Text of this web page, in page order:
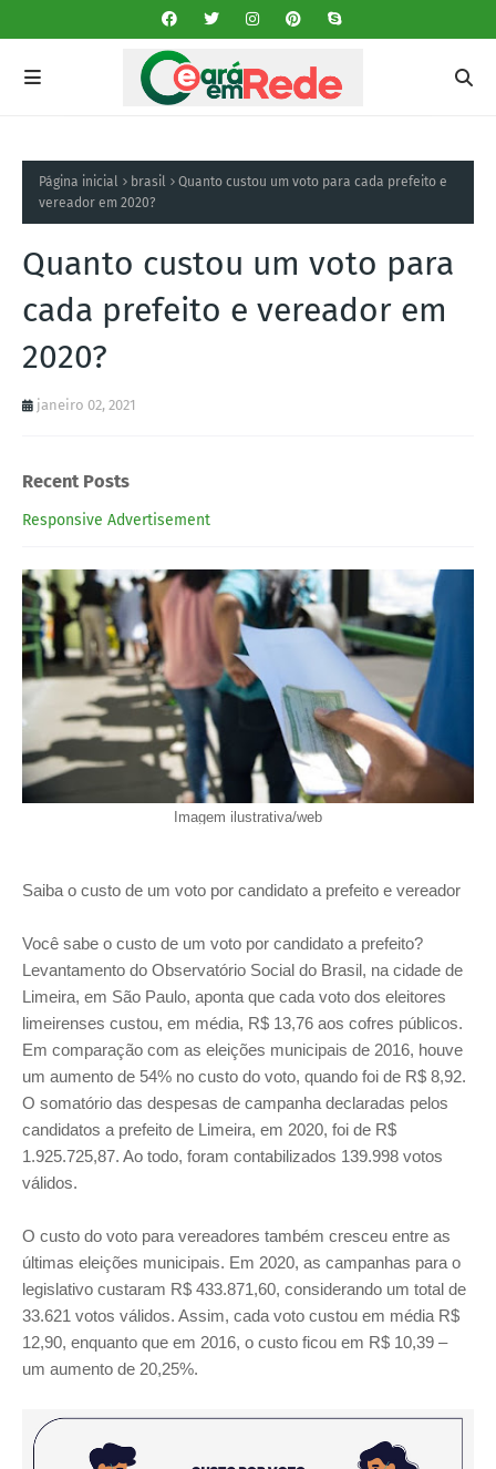
Página inicial brasil
Quanto custou um voto para cada prefeito e
vereador em 2020?
Quanto custou um voto para
cada prefeito e vereador em
2020?
janeiro 02, 2021
Recent Posts
Responsive Advertisement
Imagem ilustrativa/web
Saiba o custo de um voto por candidato a prefeito e vereador
Você sabe o custo de um voto por candidato a prefeito?
Levantamento do Observatório Social do Brasil, na cidade de
Limeira, em São Paulo, aponta que cada voto dos eleitores
limeirenses custou, em média, R$ 13,76 aos cofres públicos.
Em comparação com as eleições municipais de 2016, houve
um aumento de 54% no custo do voto, quando foi de R$ 8,92.
O somatório das despesas de campanha declaradas pelos
candidatos a prefeito de Limeira, em 2020, foi de R$
1.925.725,87. Ao todo, foram contabilizados 139.998 votos
válidos.
O custo do voto para vereadores também cresceu entre as
últimas eleições municipais. Em 2020, as campanhas para o
legislativo custaram R$ 433.871,60, considerando um total de
33.621 votos válidos. Assim, cada voto custou em média R$
12,90, enquanto que em 2016, o custo ficou em R$ 10,39 –
um aumento de 20,25%.